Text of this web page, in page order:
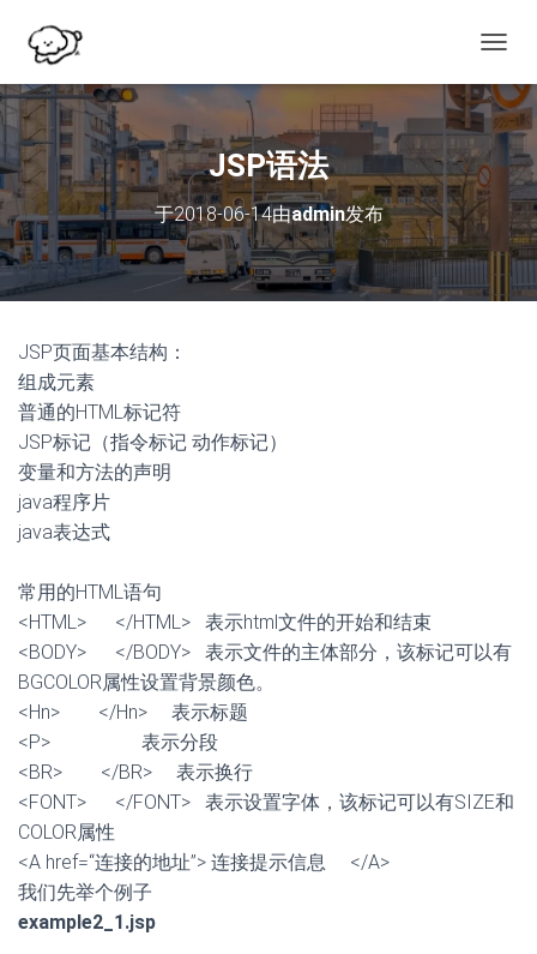
换
导
航
JSP语法
于2018-06-14由admin发布
JSP页面基本结构：
组成元素
普通的HTML标记符
JSP标记（指令标记 动作标记）
变量和方法的声明
java程序片
java表达式
常用的HTML语句
<HTML> </HTML> 表示html文件的开始和结束
<BODY> </BODY> 表示文件的主体部分，该标记可以有
BGCOLOR属性设置背景颜色。
<Hn> </Hn> 表示标题
<P> 表示分段
<BR> </BR> 表示换行
<FONT> </FONT> 表示设置字体，该标记可以有SIZE和
COLOR属性
<A href=“连接的地址”> 连接提示信息 </A>
我们先举个例子
example2_1.jsp